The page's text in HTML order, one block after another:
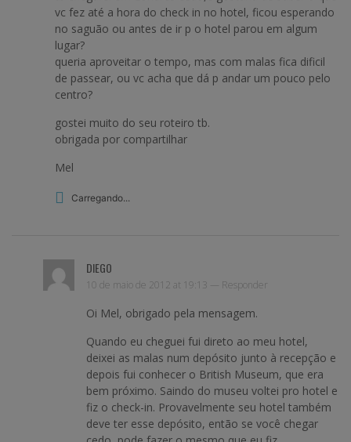
vc fez até a hora do check in no hotel, ficou esperando
no saguão ou antes de ir p o hotel parou em algum
lugar?
queria aproveitar o tempo, mas com malas fica dificil
de passear, ou vc acha que dá p andar um pouco pelo
centro?
gostei muito do seu roteiro tb.
obrigada por compartilhar
Mel
Carregando...
DIEGO
10 de maio de 2012 at 19:13 — Responder
Oi Mel, obrigado pela mensagem.
Quando eu cheguei fui direto ao meu hotel,
deixei as malas num depósito junto à recepção e
depois fui conhecer o British Museum, que era
bem próximo. Saindo do museu voltei pro hotel e
fiz o check-in. Provavelmente seu hotel também
deve ter esse depósito, então se você chegar